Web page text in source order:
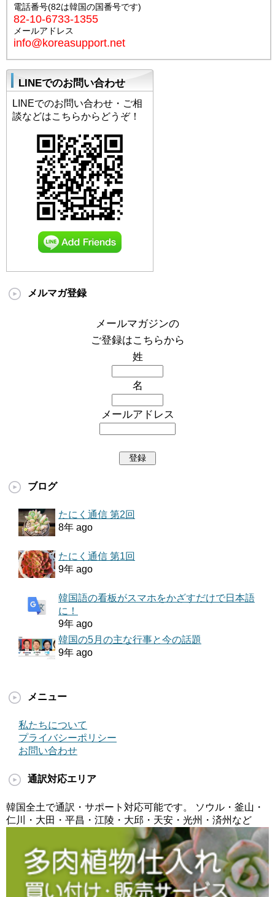
電話番号(82は韓国の国番号です)
82-10-6733-1355
メールアドレス
info@koreasupport.net
LINEでのお問い合わせ
LINEでのお問い合わせ・ご相
談などはこちらからどうぞ！
メルマガ登録
メールマガジンの
ご登録はこちらから
姓
名
メールアドレス
ブログ
たにく通信 第2回
8年 ago
たにく通信 第1回
9年 ago
韓国語の看板がスマホをかざすだけで日本語
に！
9年 ago
韓国の5月の主な行事と今の話題
9年 ago
メニュー
私たちについて
プライバシーポリシー
お問い合わせ
通訳対応エリア
韓国全土で通訳・サポート対応可能です。 ソウル・釜山・
仁川・大田・平昌・江陵・大邱・天安・光州・済州など